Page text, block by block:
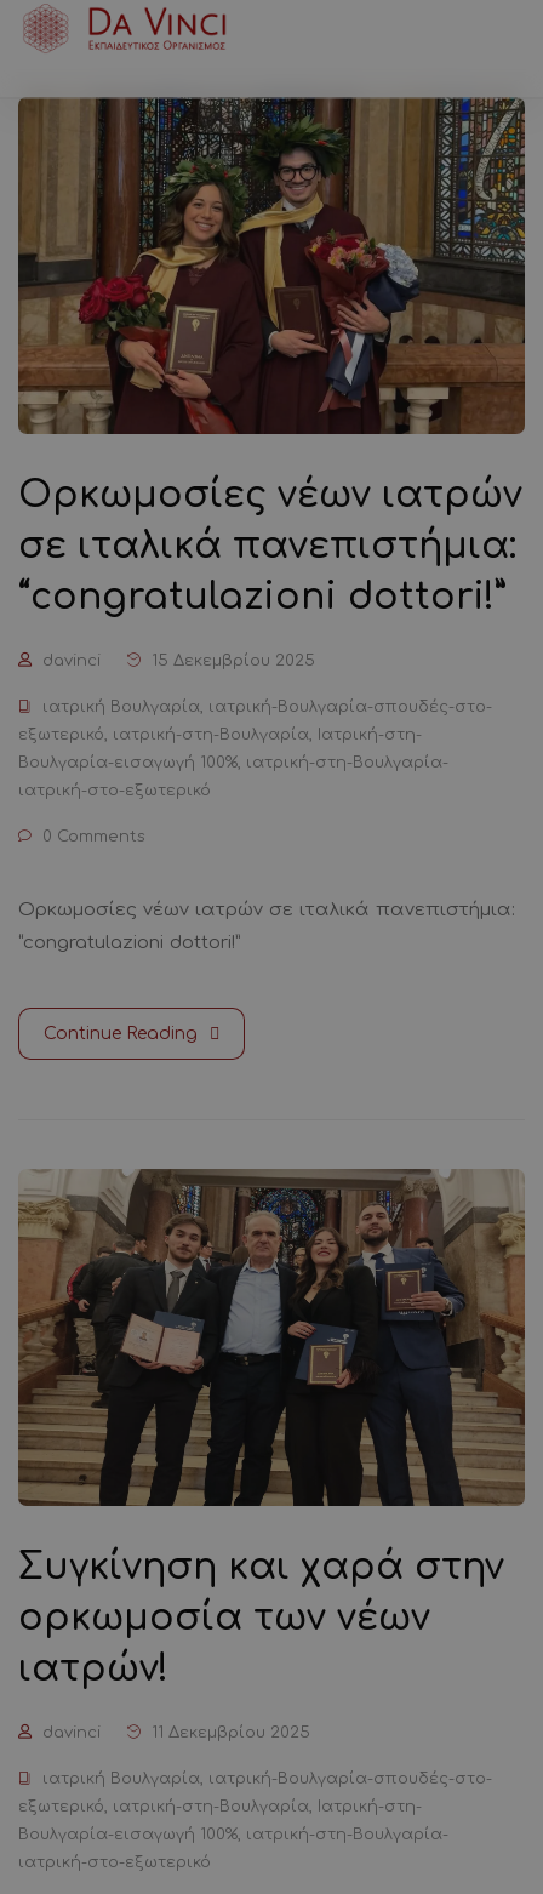
Ορκωμοσίες νέων ιατρών
σε ιταλικά πανεπιστήμια:
“congratulazioni dottori!”
davinci 15 Δεκεμβρίου 2025
ιατρική Βουλγαρία, ιατρική-Βουλγαρία-σπουδές-στο-
εξωτερικό, ιατρική-στη-Βουλγαρία,
Ιατρική-στη-
Βουλγαρία-εισαγωγή 100%, ιατρική-στη-Βουλγαρία-
ιατρική-στο-εξωτερικό
0 Comments
Ορκωμοσίες νέων ιατρών σε ιταλικά πανεπιστήμια:
“congratulazioni dottori!”
Continue Reading
Συγκίνηση και χαρά στην
ορκωμοσία των νέων
ιατρών!
davinci 11 Δεκεμβρίου 2025
ιατρική Βουλγαρία, ιατρική-Βουλγαρία-σπουδές-στο-
εξωτερικό, ιατρική-στη-Βουλγαρία,
Ιατρική-στη-
Βουλγαρία-εισαγωγή 100%, ιατρική-στη-Βουλγαρία-
ιατρική-στο-εξωτερικό